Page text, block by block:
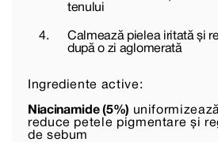
tenului
Calmează pielea iritată și
după o zi aglomerată
Ingrediente active:
Niacinamide (5%)
reduce petele pigmentare și
de sebum